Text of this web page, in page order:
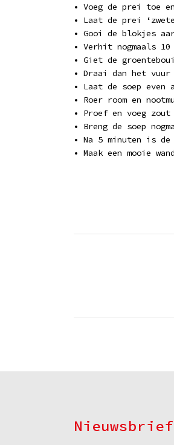
• Voeg de prei toe
• Laat de prei
• Gooi de blokjes
• Verhit nogmaals
• Giet de
• Draai dan het
• Laat de soep even
• Roer room en
• Proef en voeg zout
• Breng de soep
• Na 5 minuten is de
• Maak een mooie
Nieuwsbrief